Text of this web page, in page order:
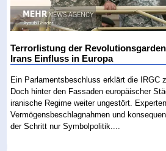
Terrorlistung der
Irans Einfluss in Europa
Ein Parlamentsbeschluss erklärt die IRGC
Doch hinter den Fassaden europäischer
iranische Regime weiter ungestört.
Vermögensbeschlagnahmen und
der Schritt nur Symbolpolitik....